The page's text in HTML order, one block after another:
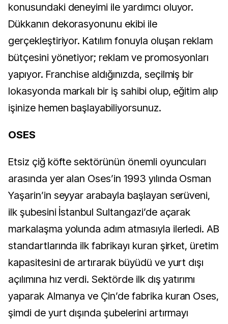
konusundaki deneyimi ile yardımcı oluyor.
Dükkanın dekorasyonunu ekibi ile
gerçekleştiriyor. Katılım fonuyla oluşan reklam
bütçesini yönetiyor; reklam ve promosyonları
yapıyor. Franchise aldığınızda, seçilmiş bir
lokasyonda markalı bir iş sahibi olup, eğitim alıp
işinize hemen başlayabiliyorsunuz.
OSES
Etsiz çiğ köfte sektörünün önemli oyuncuları
arasında yer alan Oses’in 1993 yılında Osman
Yaşarin’in seyyar arabayla başlayan serüveni,
ilk şubesini İstanbul Sultangazi’de açarak
markalaşma yolunda adım atmasıyla ilerledi. AB
standartlarında ilk fabrikayı kuran şirket, üretim
kapasitesini de artırarak büyüdü ve yurt dışı
açılımına hız verdi. Sektörde ilk dış yatırımı
yaparak Almanya ve Çin’de fabrika kuran Oses,
şimdi de yurt dışında şubelerini artırmayı